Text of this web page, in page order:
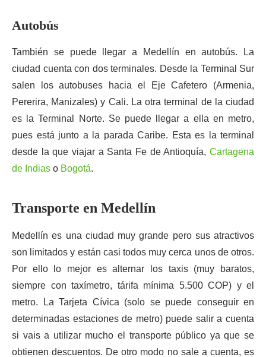
Autobús
También se puede llegar a Medellín en autobús. La
ciudad cuenta con dos terminales. Desde la Terminal Sur
salen los autobuses hacia el Eje Cafetero (Armenia,
Pererira, Manizales) y Cali. La otra terminal de la ciudad
es la Terminal Norte. Se puede llegar a ella en metro,
pues está junto a la parada Caribe. Esta es la terminal
desde la que viajar a Santa Fe de Antioquía, Cartagena
de Indias o Bogotá.
Transporte en Medellín
Medellín es una ciudad muy grande pero sus atractivos
son limitados y están casi todos muy cerca unos de otros.
Por ello lo mejor es alternar los taxis (muy baratos,
siempre con taxímetro, tárifa mínima 5.500 COP) y el
metro. La Tarjeta Cívica (solo se puede conseguir en
determinadas estaciones de metro) puede salir a cuenta
si vais a utilizar mucho el transporte público ya que se
obtienen descuentos. De otro modo no sale a cuenta, es